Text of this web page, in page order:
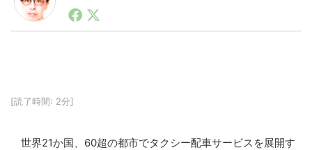
1990年代初頭から記者としてまた起業家としてITスタ
ートアップ業界のハードウェアからソフトウェアの事業
スクとして数億PV事業に。世界最大IT系メディア（ス
注力中。
[読了時間: 2分]
世界21か国、60超の都市でタクシー配車サービスを展開す
暗号資産
VR/AR
LINE
特集